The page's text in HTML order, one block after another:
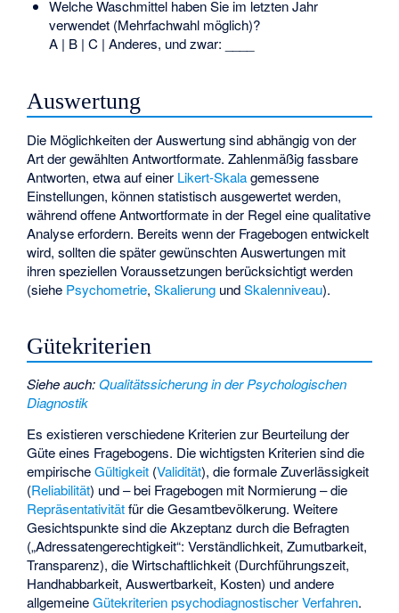
Welche Waschmittel haben Sie im letzten Jahr
verwendet (Mehrfachwahl möglich)?
A | B | C | Anderes, und zwar: ____
Auswertung
Die Möglichkeiten der Auswertung sind abhängig von der
Art der gewählten Antwortformate. Zahlenmäßig fassbare
Antworten, etwa auf einer Likert-Skalagemessene
Einstellungen, können statistisch ausgewertet werden,
während offene Antwortformate in der Regel eine qualitative
Analyse erfordern. Bereits wenn der Fragebogen entwickelt
wird, sollten die später gewünschten Auswertungen mit
ihren speziellen Voraussetzungen berücksichtigt werden
(siehe Psychometrie,Skalierung undSkalenniveau).
Gütekriterien
Siehe auch:Qualitätssicherung in der Psychologischen
Diagnostik
Es existieren verschiedene Kriterien zur Beurteilung der
Güte eines Fragebogens. Die wichtigsten Kriterien sind die
empirischeGültigkeit (Validität), die formale Zuverlässigkeit
(Reliabilität) und – bei Fragebogen mit Normierung – die
Repräsentativitätfür die Gesamtbevölkerung. Weitere
Gesichtspunkte sind die Akzeptanz durch die Befragten
(„Adressatengerechtigkeit“: Verständlichkeit, Zumutbarkeit,
Transparenz), die Wirtschaftlichkeit (Durchführungszeit,
Handhabbarkeit, Auswertbarkeit, Kosten) und andere
allgemeineGütekriterien psychodiagnostischer Verfahren.